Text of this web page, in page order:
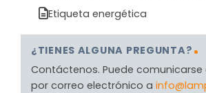
Etiqueta energética
¿TIENES ALGUNA PREGUNTA?
Contáctenos. Puede
por correo electrónico a